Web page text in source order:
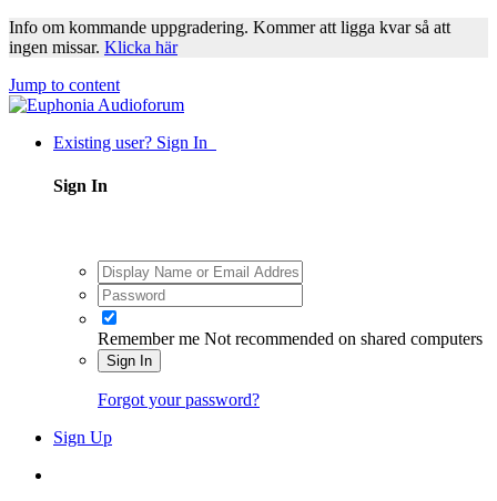
Info om kommande uppgradering. Kommer att ligga kvar så att
ingen missar. Klicka här
Jump to content
Existing user? Sign In
Sign In
Remember me Not recommended on shared computers
Sign In
Forgot your password?
Sign Up